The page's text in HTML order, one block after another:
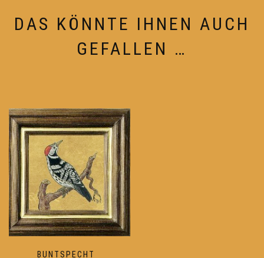
DAS KÖNNTE IHNEN AUCH
GEFALLEN …
BUNTSPECHT